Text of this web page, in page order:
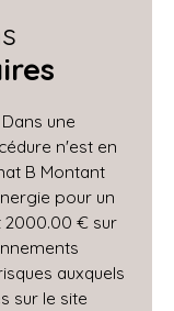
une
n'est en
B Montant
pour un
2000.00 € sur
auxquels
sur le site